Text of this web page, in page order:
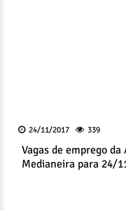
24/11/2017 339
Vagas de emprego
Medianeira para 24/